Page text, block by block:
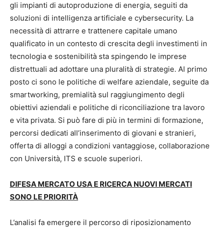
gli impianti di autoproduzione di energia, seguiti da
soluzioni di intelligenza artificiale e cybersecurity. La
necessità di attrarre e trattenere capitale umano
qualificato in un contesto di crescita degli investimenti in
tecnologia e sostenibilità sta spingendo le imprese
distrettuali ad adottare una pluralità di strategie. Al primo
posto ci sono le politiche di welfare aziendale, seguite da
smartworking, premialità sul raggiungimento degli
obiettivi aziendali e politiche di riconciliazione tra lavoro
e vita privata. Si può fare di più in termini di formazione,
percorsi dedicati all’inserimento di giovani e stranieri,
offerta di alloggi a condizioni vantaggiose, collaborazione
con Università, ITS e scuole superiori.
DIFESA MERCATO USA E RICERCA NUOVI MERCATI
SONO LE PRIORITÀ
L’analisi fa emergere il percorso di riposizionamento